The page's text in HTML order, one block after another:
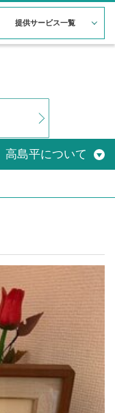
提供サービス一覧
高島平について